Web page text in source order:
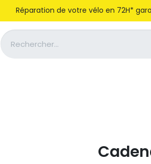
Réparation de votre vélo en 72H*